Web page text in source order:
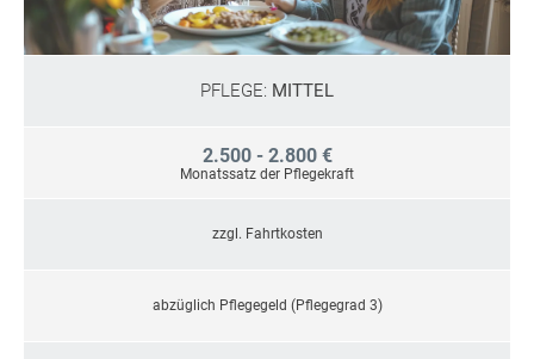
PFLEGE: MITTEL
2.500 - 2.800 €
Monatssatz der Pflegekraft
zzgl. Fahrtkosten
abzüglich Pflegegeld (Pflegegrad 3)